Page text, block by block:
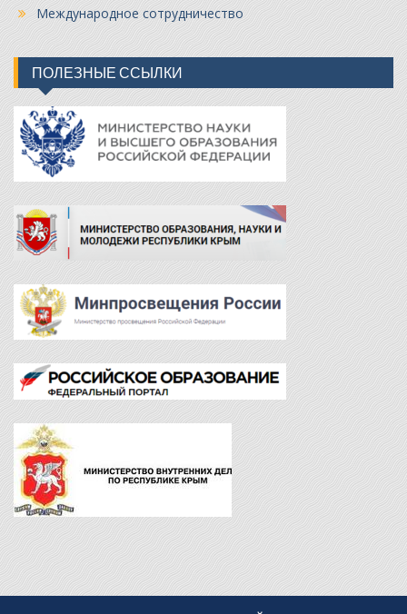
Международное сотрудничество
ПОЛЕЗНЫЕ ССЫЛКИ